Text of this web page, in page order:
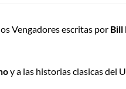
Vengadores escritas por Bill
y a las historias clasicas del